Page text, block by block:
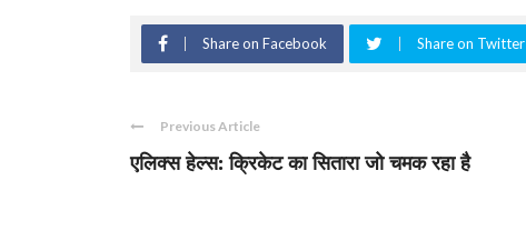
Share on Facebook Share on Twitter
Previous Article
एलिक्स हेल्स: क्रिकेट का सितारा जो चमक रहा है